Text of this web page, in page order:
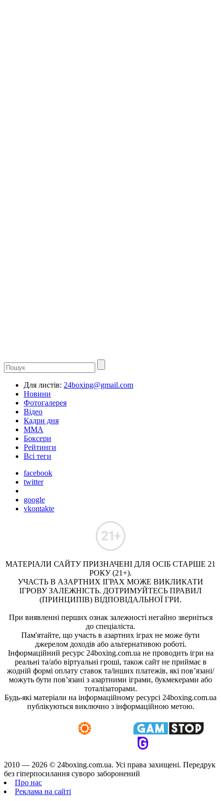
Для листів: 24boxing@gmail.com
Новини
Фотогалерея
Відео
Кадри дня
ММА
Боксери
Рейтинги
Всі теги
facebook
twitter
google
vkontakte
МАТЕРІАЛИ САЙТУ ПРИЗНАЧЕНІ ДЛЯ ОСІБ СТАРШЕ 21
РОКУ (21+).
УЧАСТЬ В АЗАРТНИХ ІГРАХ МОЖЕ ВИКЛИКАТИ
ІГРОВУ ЗАЛЕЖНІСТЬ. ДОТРИМУЙТЕСЬ ПРАВИЛ
(ПРИНЦИПІВ) ВІДПОВІДАЛЬНОЇ ГРИ.
При виявленні перших ознак залежності негайно зверніться
до спеціаліста.
Пам'ятайте, що участь в азартних іграх не може бути
джерелом доходів або альтернативою роботі.
Інформаційний ресурс 24boxing.com.ua не проводить ігри на
реальні та/або віртуальні гроші, також сайт не приймає в
жодній формі оплату ставок та/інших платежів, які пов’язані/
можуть бути пов’язані з азартними іграми, букмекерами або
тоталізаторами.
Будь-які матеріали на інформаційному ресурсі 24boxing.com.ua
публікуються виключно з інформаційною метою.
2010 — 2026 © 24boxing.com.ua. Усi права захищенi. Передрук
без гіперпосилання суворо заборонений
Про нас
Реклама на сайті